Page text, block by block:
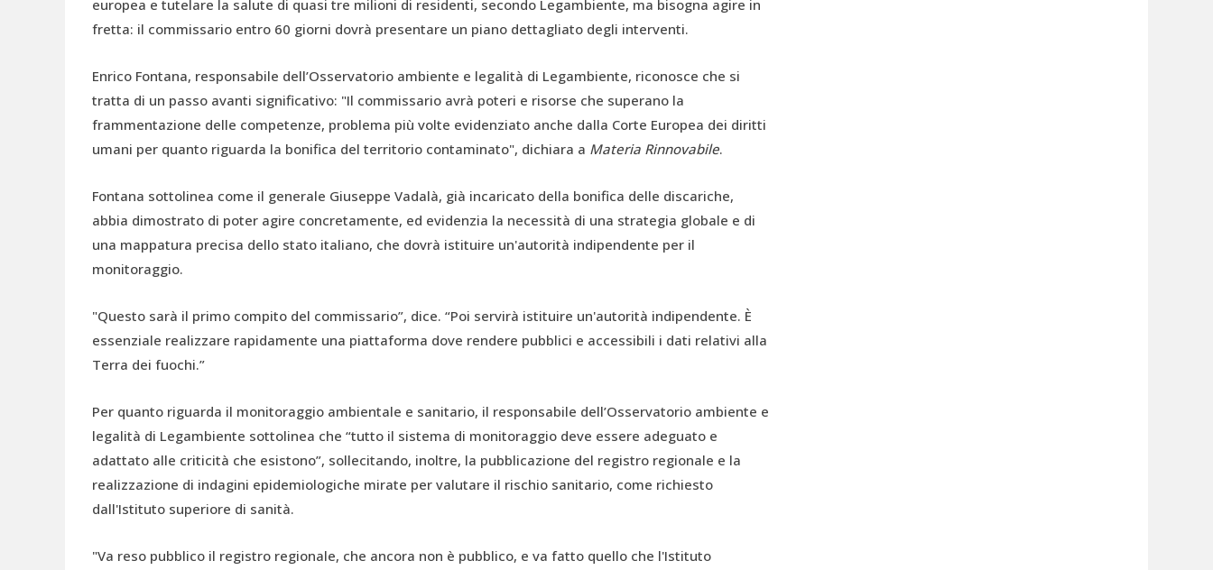
europea e tutelare la salute di quasi tre milioni di residenti, secondo Legambiente, ma bisogna agire in
fretta: il commissario entro 60 giorni dovrà presentare un piano dettagliato degli interventi.
Enrico Fontana, responsabile dell’Osservatorio ambiente e legalità di Legambiente, riconosce che si
tratta di un passo avanti significativo: "Il commissario avrà poteri e risorse che superano la
frammentazione delle competenze, problema più volte evidenziato anche dalla Corte Europea dei diritti
umani per quanto riguarda la bonifica del territorio contaminato", dichiara a Materia Rinnovabile.
Fontana sottolinea come il generale Giuseppe Vadalà, già incaricato della bonifica delle discariche,
abbia dimostrato di poter agire concretamente, ed evidenzia la necessità di una strategia globale e di
una mappatura precisa dello stato italiano, che dovrà istituire un'autorità indipendente per il
monitoraggio.
"Questo sarà il primo compito del commissario”, dice. “Poi servirà istituire un'autorità indipendente. È
essenziale realizzare rapidamente una piattaforma dove rendere pubblici e accessibili i dati relativi alla
Terra dei fuochi.”
Per quanto riguarda il monitoraggio ambientale e sanitario, il responsabile dell’Osservatorio ambiente e
legalità di Legambiente sottolinea che “tutto il sistema di monitoraggio deve essere adeguato e
adattato alle criticità che esistono”, sollecitando, inoltre, la pubblicazione del registro regionale e la
realizzazione di indagini epidemiologiche mirate per valutare il rischio sanitario, come richiesto
dall'Istituto superiore di sanità.
"Va reso pubblico il registro regionale, che ancora non è pubblico, e va fatto quello che l'Istituto